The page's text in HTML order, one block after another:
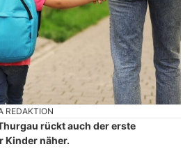
REDAKTION
rückt auch der erste
Kinder näher.